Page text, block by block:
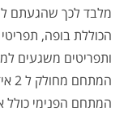
מלבד לכך שהגעתם
הכוללת בופה, תפריטי
ותפריטים משגעים
המתחם מחולק ל 2 איזורים: החצר הקסומה והמיוחדת והחלל הפנימי המיועד לאירועים פרטיים ועסקיים.
המתחם הפנימי כולל